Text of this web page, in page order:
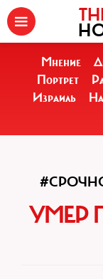
Мнение
Портрет
Израиль
УМЕР